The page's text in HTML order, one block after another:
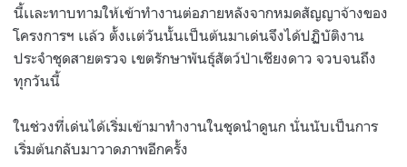
นี้เเละทาบทามให้เข้าทำงานต่อภายหลังจากหมดสัญญาจ้างของ
โครงการฯ เเล้ว ตั้งเเต่วันนั้นเป็นต้นมาเด่นจึงได้ปฏิบัติงาน
ประจำชุดสายตรวจ เขตรักษาพันธุ์สัตว์ป่าเชียงดาว จวบจนถึง
ทุกวันนี้
ในช่วงที่เด่นได้เริ่มเข้ามาทำงานในชุดนำดูนก นั่นนับเป็นการ
เริ่มต้นกลับมาวาดภาพอีกครั้ง